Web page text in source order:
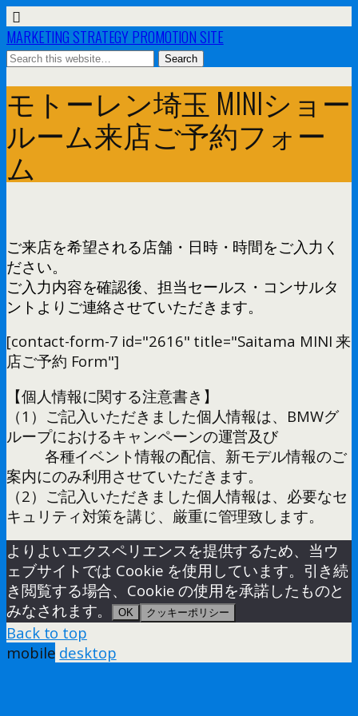
MARKETING STRATEGY PROMOTION SITE
モトーレン埼玉 MINIショー
ルーム来店ご予約フォー
ム
ご来店を希望される店舗・日時・時間をご入力く
ださい。
ご入力内容を確認後、担当セールス・コンサルタ
ントよりご連絡させていただきます。
[contact-form-7 id="2616" title="Saitama MINI 来
店ご予約 Form"]
【個人情報に関する注意書き】
（1）ご記入いただきました個人情報は、BMWグ
ループにおけるキャンペーンの運営及び
各種イベント情報の配信、新モデル情報のご
案内にのみ利用させていただきます。
（2）ご記入いただきました個人情報は、必要なセ
キュリティ対策を講じ、厳重に管理致します。
よりよいエクスペリエンスを提供するため、当ウ
ェブサイトでは Cookie を使用しています。引き続
き閲覧する場合、Cookie の使用を承諾したものと
みなされます。 OK クッキーポリシー
Back to top
mobile desktop